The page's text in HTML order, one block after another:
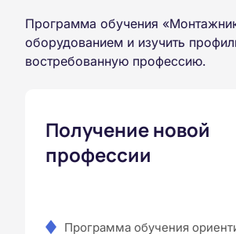
Программа обучения
оборудованием и изучить
востребованную профессию.
Получение новой
профессии
Программа обучения